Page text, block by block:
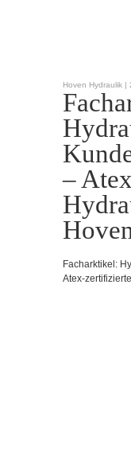
Hoven Hydraulik |
–
Facharktikel:
Atex-